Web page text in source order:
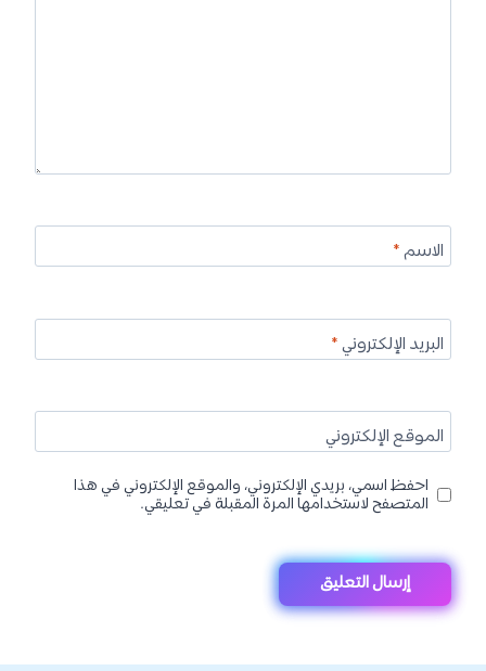
الاسم*
البريد الإلكتروني*
الموقع الإلكتروني
احفظ اسمي، بريدي الإلكتروني، والموقع الإلكتروني في هذا
المتصفح لاستخدامها المرة المقبلة في تعليقي.